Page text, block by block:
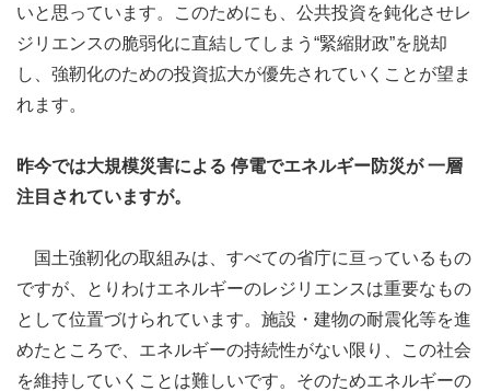
いと思っています。このためにも、公共投資を鈍化させレ
ジリエンスの脆弱化に直結してしまう“緊縮財政”を脱却
し、強靭化のための投資拡大が優先されていくことが望ま
れます。
昨今では大規模災害による 停電でエネルギー防災が 一層
注目されていますが。
国土強靭化の取組みは、すべての省庁に亘っているもの
ですが、とりわけエネルギーのレジリエンスは重要なもの
として位置づけられています。施設・建物の耐震化等を進
めたところで、エネルギーの持続性がない限り、この社会
を維持していくことは難しいです。そのためエネルギーの